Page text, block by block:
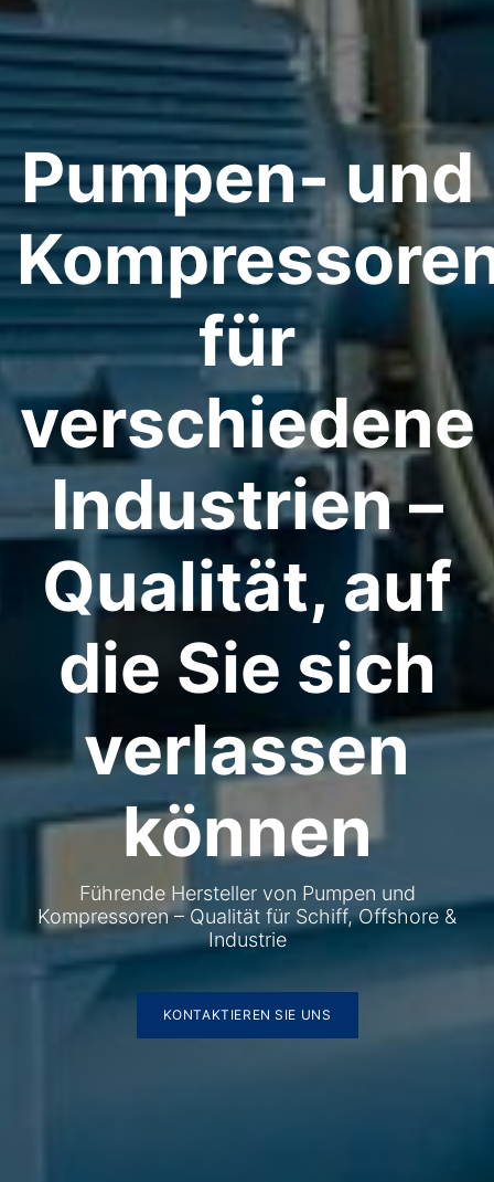
Pumpen- und
für
verschiedene
Industrien –
Qualität, auf
die Sie sich
verlassen
können
Führende Hersteller von Pumpen und
Kompressoren – Qualität für Schiff, Offshore &
Industrie
KONTAKTIEREN SIE UNS